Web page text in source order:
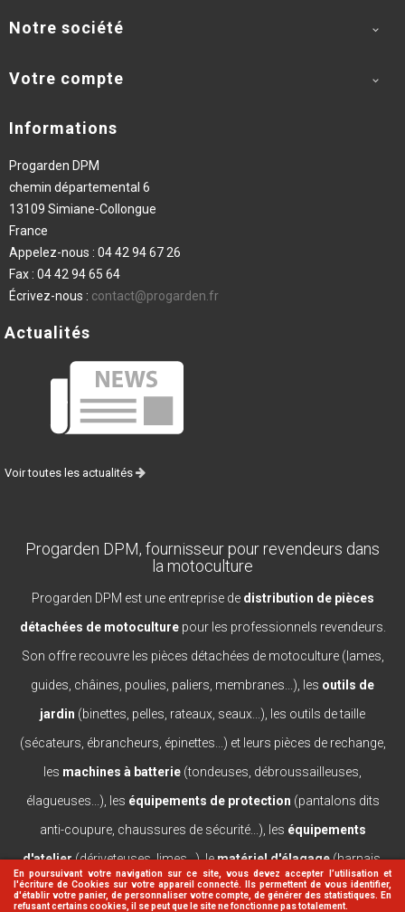
En poursuivant votre navigation sur ce site, vous devez accepter l’utilisation et
l'écriture de Cookies sur votre appareil connecté. Ils permettent de vous identifier,
d'établir votre panier, de personnaliser votre compte, de générer des statistiques. En
refusant certains cookies, il se peut que le site ne fonctionne pas totalement.
Notre société 
Votre compte 
Informations
Progarden DPM
chemin départemental 6
13109 Simiane-Collongue
France
Appelez-nous : 04 42 94 67 26
Fax : 04 42 94 65 64
Écrivez-nous : contact@progarden.fr
Actualités
Voir toutes les actualités
Progarden DPM, fournisseur pour revendeurs dans
la motoculture
Progarden DPM est une entreprise de distribution de pièces
détachées de motoculturepour les professionnels revendeurs.
Son offre recouvre les pièces détachées de motoculture (lames,
guides, châines, poulies, paliers, membranes...), les outils de
jardin (binettes, pelles, rateaux, seaux...), les outils de taille
(sécateurs, ébrancheurs, épinettes...) et leurs pièces de rechange,
les machines à batterie (tondeuses, débroussailleuses,
élagueuses...), les équipements de protection (pantalons dits
anti-coupure, chaussures de sécurité...), les équipements
d'atelier(dériveteuses, limes...), lematériel d'élagage(harnais,
casques, lanceurs...).